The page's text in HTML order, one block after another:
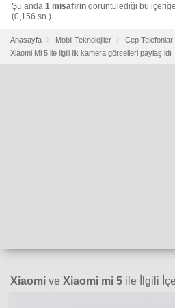
Şu anda 1 misafirin görüntülediği bu
(0,156 sn.)
Anasayfa Mobil Teknolojiler
Cep
Xiaomi Mi 5 ile ilgili ilk kamera görselleri paylaşıldı
Xiaomi ve Xiaomi mi 5 ile İlgili